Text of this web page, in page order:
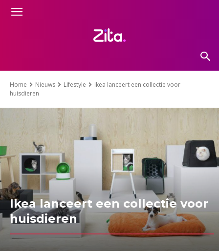
Home Nieuws Lifestyle
Ikea lanceert een collectie voor
huisdieren
Ikea lanceert een collectie voor
huisdieren